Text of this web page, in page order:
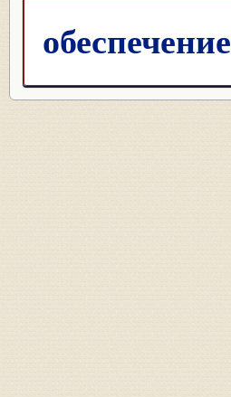
обеспечение